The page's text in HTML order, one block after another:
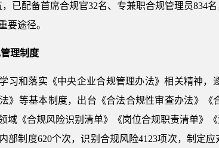
已配备首席合规官32名、专兼职合规管理员834
要途径。
理制度
习和落实《中央企业合规管理办法》相关精神
》等基本制度，出台《合法合规性审查办法》
域《合规风险识别清单》《岗位合规职责清单》
部制度620个次，识别合规风险4123项次，制定